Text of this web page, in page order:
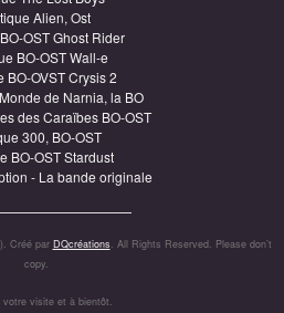
Alien, Ost
OST Ghost Rider
BO-OST Wall-e
BO-OVST Crysis 2
de Narnia, la BO
des Caraïbes BO-OST
300, BO-OST
BO-OST Stardust
- La bande originale
Créé par DQcréations. All Rights Reserved. Please don’t
copy.
votre visite et à bientôt.